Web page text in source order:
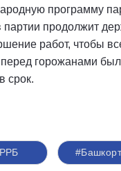
программу
партии продолжит
работ, чтобы
перед горожанами
срок.